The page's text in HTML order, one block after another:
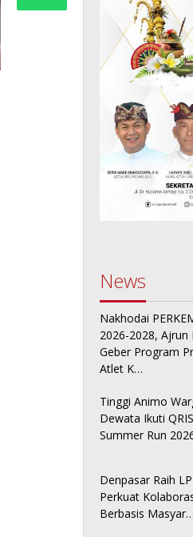
News
Nakhodai
2026-2028, Ajrun
Geber Program
Atlet K…
Tinggi Animo
Dewata Ikuti
Summer Run
Denpasar Raih
Perkuat
Berbasis Masyar…